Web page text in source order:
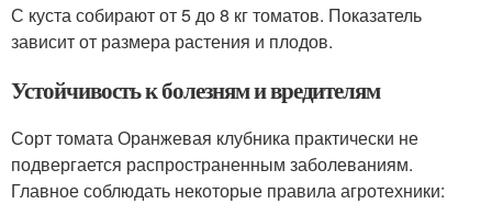
С куста собирают от 5 до 8 кг томатов. Показатель
зависит от размера растения и плодов.
Устойчивость к болезням и вредителям
Сорт томата Оранжевая клубника практически не
подвергается распространенным заболеваниям.
Главное соблюдать некоторые правила агротехники: